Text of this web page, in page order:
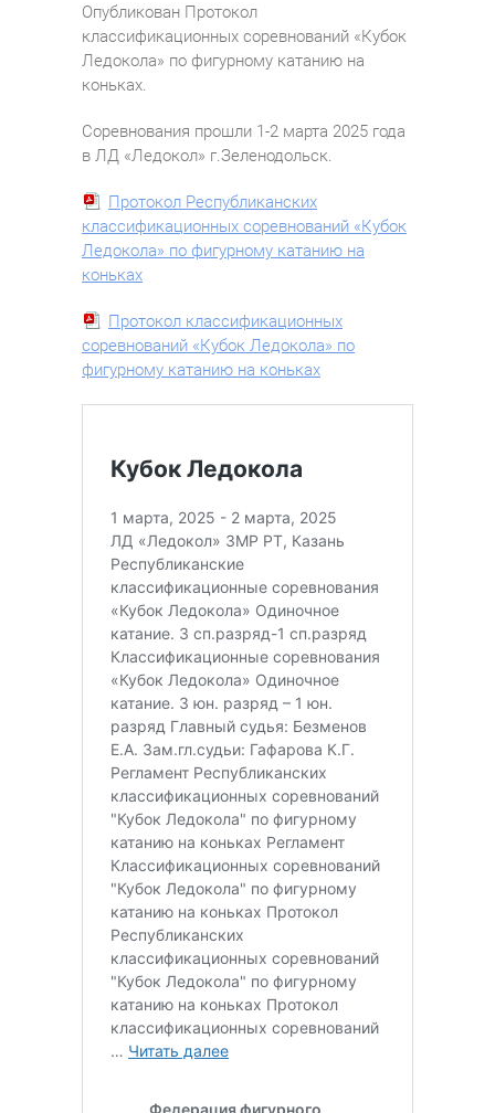
Опубликован Протокол
классификационных соревнований «Кубок
Ледокола» по фигурному катанию на
коньках.
Соревнования прошли 1-2 марта 2025 года
в ЛД «Ледокол» г.Зеленодольск.
Протокол Республиканских
классификационных соревнований «Кубок
Ледокола» по фигурному катанию на
коньках
Протокол классификационных
соревнований «Кубок Ледокола» по
фигурному катанию на коньках